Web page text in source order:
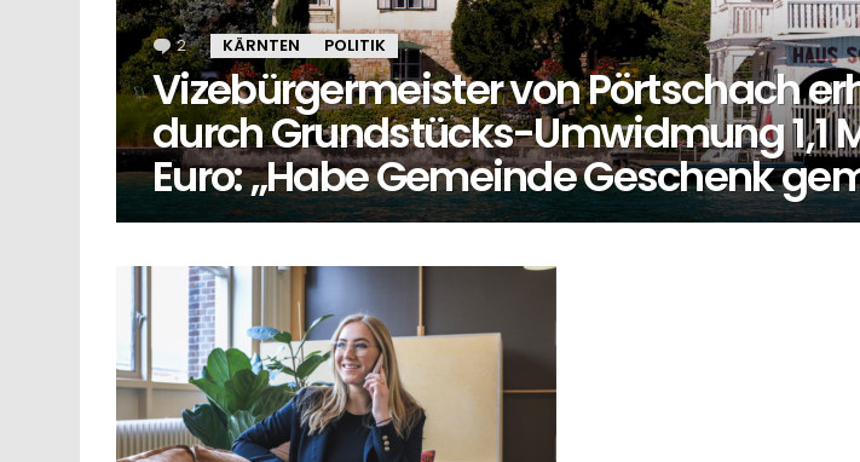
2 Kommentare
KÄRNTEN POLITIK
Vizebürgermeister von Pörtschach
durch Grundstücks-Umwidmung 1,1
Euro: „Habe Gemeinde Geschenk
STORIES